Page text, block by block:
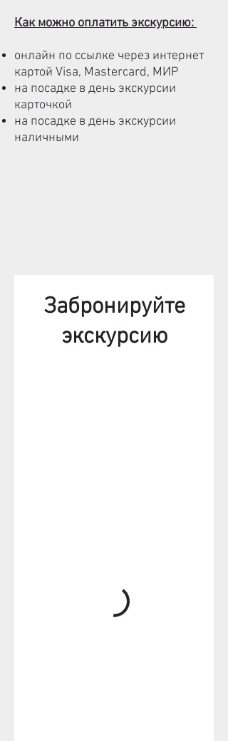
Как можно оплатить экскурсию:
онлайн по ссылке через интернет
картой Visa, Mastercard, МИР
на посадке в день экскурсии
карточкой
на посадке в день экскурсии
наличными
Забронируйте
экскурсию